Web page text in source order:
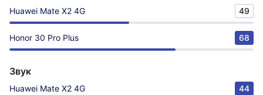
Huawei Mate X2 4G 49
Honor 30 Pro Plus 68
Звук
Huawei Mate X2 4G 44